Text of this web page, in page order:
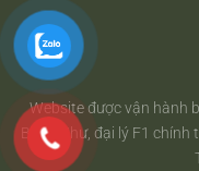
Website được vận hành
Bách Như, đại lý F1